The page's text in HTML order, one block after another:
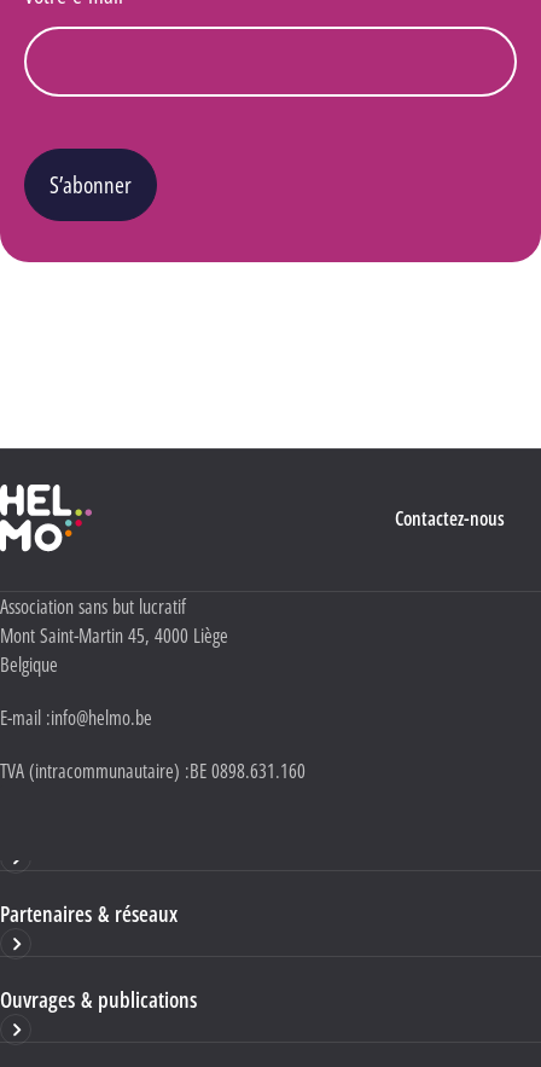
S’abonner
Haute École Libre Mosane
Contactez-nous
Adresse :
Association sans but lucratif
Mont Saint-Martin 45, 4000 Liège
Belgique
E-mail :info@helmo.be
TVA (intracommunautaire) :BE 0898.631.160
Partenaires & réseaux
Ouvrages & publications